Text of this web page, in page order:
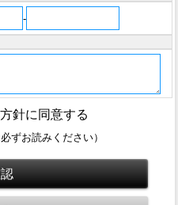
イテム
グ
要
-
針に同意する
ずお読みください）